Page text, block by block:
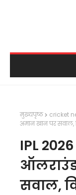
मुख्यपृष्ठ cricket
अमान खान पर सवाल,
IPL
सवाल,